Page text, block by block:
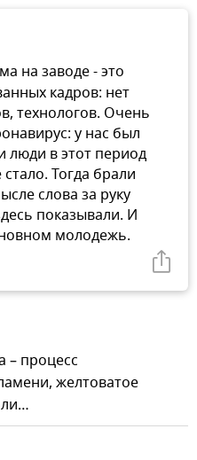
на заводе - это
кадров: нет
технологов. Очень
у нас был
люди в этот период
Тогда брали
слова за руку
показывали. И
молодежь.
– процесс
желтоватое